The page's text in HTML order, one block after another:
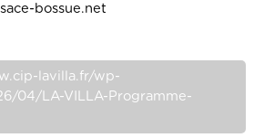
bossue.net
lavilla.fr/wp-
04/LA-VILLA-Programme-